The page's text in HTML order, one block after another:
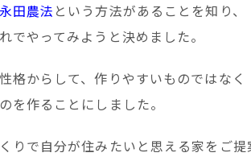
永田農法 という方法があることを知り、
でやってみようと決めました。
格からして、作りやすいものではなく
を作ることにしました。
りで自分が住みたいと思える家をご提